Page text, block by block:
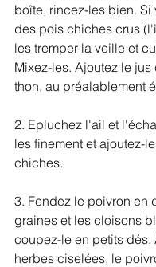
boîte, rincez-les bien. Si
des pois chiches crus
les tremper la veille et
Mixez-les. Ajoutez le jus
thon, au préalablement
2. Epluchez l'ail et
les finement et ajoutez-
chiches.
3. Fendez le poivron en
graines et les cloisons
coupez-le en petits dés.
herbes ciselées, le